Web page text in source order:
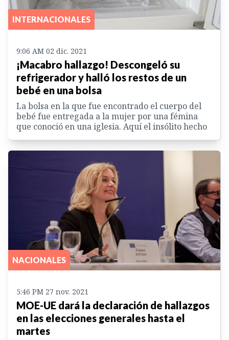
INTERNACIONALES
9:06 AM 02 dic. 2021
¡Macabro hallazgo! Descongeló su
refrigerador y halló los restos de un
bebé en una bolsa
La bolsa en la que fue encontrado el cuerpo del
bebé fue entregada a la mujer por una fémina
que conoció en una iglesia. Aquí el insólito hecho
NACIONALES
5:46 PM 27 nov. 2021
MOE-UE dará la declaración de hallazgos
en las elecciones generales hasta el
martes